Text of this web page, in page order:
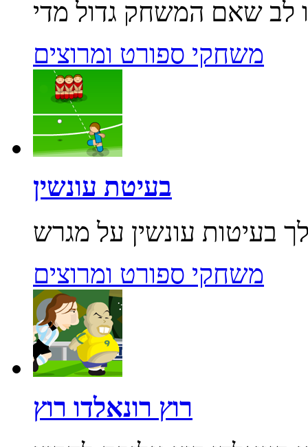
משחקי ספורט ומרוצים
בעיטת עונשין
משחקי ספורט ומרוצים
רוץ רונאלדו רוץ